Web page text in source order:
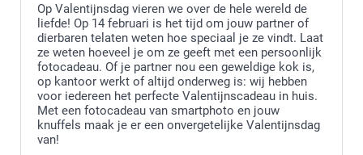
Op Valentijnsdag vieren we over de hele wereld de
liefde! Op 14 februari is het tijd om jouw partner of
dierbaren telaten weten hoe speciaal je ze vindt. Laat
ze weten hoeveel je om ze geeft met een persoonlijk
fotocadeau. Of je partner nou een geweldige kok is,
op kantoor werkt of altijd onderweg is: wij hebben
voor iedereen het perfecte Valentijnscadeau in huis.
Met een fotocadeau van smartphoto en jouw
knuffels maak je er een onvergetelijke Valentijnsdag
van!